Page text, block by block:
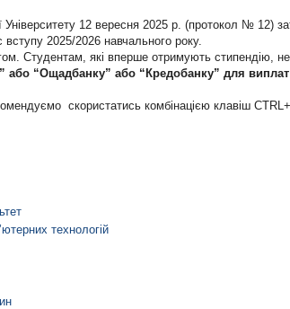
Університету 12 вересня 2025 р. (протокол № 12)
вступу 2025/2026 навчального року.
Студентам, які вперше отримують стипендію,
або “Ощадбанку” або “Кредобанку” для виплат
скористатись комбінацією клавіш
технологій